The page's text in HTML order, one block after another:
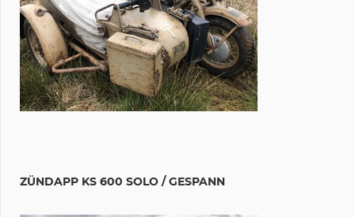
ZÜNDAPP KS 600 SOLO / GESPANN